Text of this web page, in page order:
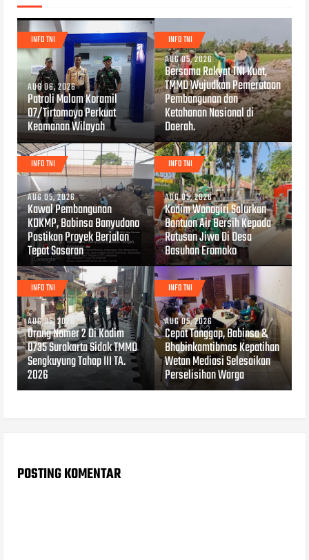
INFO TNI
AUG 06, 2026
Patroli Malam Koramil
07/Tirtomoyo Perkuat
Keamanan Wilayah
INFO TNI
AUG 05, 2026
Bersama Rakyat TNI Kuat,
TMMD Wujudkan Pemerataan
Pembangunan dan
Ketahanan Nasional di
Daerah.
INFO TNI
AUG 05, 2026
Kawal Pembangunan
KDKMP, Babinsa Banyudono
Pastikan Proyek Berjalan
Tepat Sasaran
INFO TNI
AUG 05, 2026
Kodim Wonogiri Salurkan
Bantuan Air Bersih Kepada
Ratusan Jiwa Di Desa
Basuhan Eromoko
INFO TNI
AUG 05, 2026
Orang Nomer 2 Di Kodim
0735 Surakarta Sidak TMMD
Sengkuyung Tahap III TA.
2026
INFO TNI
AUG 05, 2026
Cepat Tanggap, Babinsa &
Bhabinkamtibmas Kepatihan
Wetan Mediasi Selesaikan
Perselisihan Warga
POSTING KOMENTAR